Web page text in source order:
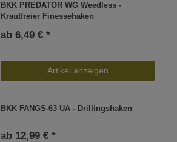
BKK PREDATOR WG Weedless -
Krautfreier Finessehaken
ab 6,49 € *
Artikel anzeigen
BKK FANGS-63 UA - Drillingshaken
ab 12,99 € *